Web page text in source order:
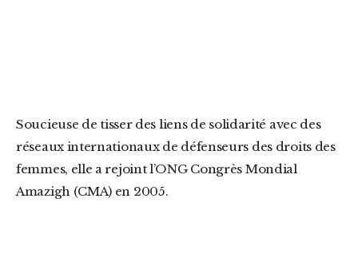
Soucieuse de tisser des liens de solidarité avec des
réseaux internationaux de défenseurs des droits des
femmes, elle a rejoint l’ONG Congrès Mondial
Amazigh (CMA) en 2005.